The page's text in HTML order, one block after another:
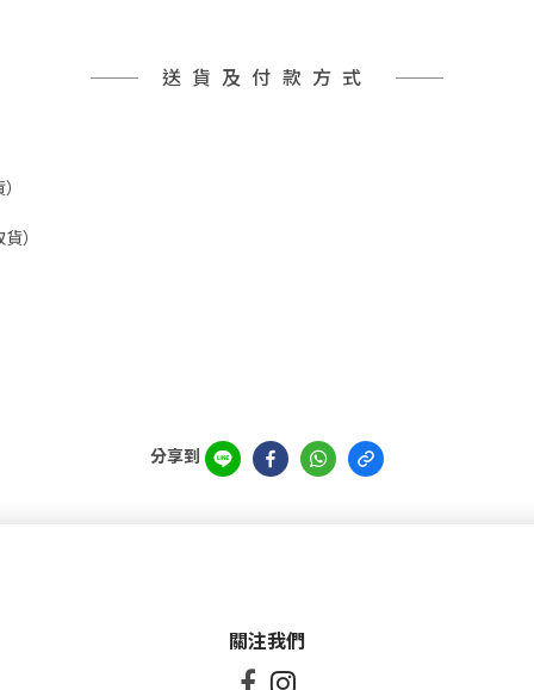
送貨及付款方式
）
分享到
關注我們
 